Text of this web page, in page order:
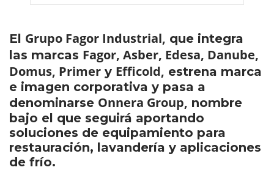
El Grupo Fagor Industrial, que integra
las marcas Fagor, Asber, Edesa, Danube,
Domus, Primer y Efficold, estrena marca
e imagen corporativa y pasa a
denominarse Onnera Group, nombre
bajo el que seguirá aportando
soluciones de equipamiento para
restauración, lavandería y aplicaciones
de frío.